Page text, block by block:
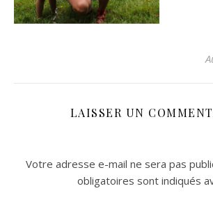
sur Instagram
sur Instagram
LAISSER UN
Votre adresse e-mail ne sera pas
obligatoires sont indiqués